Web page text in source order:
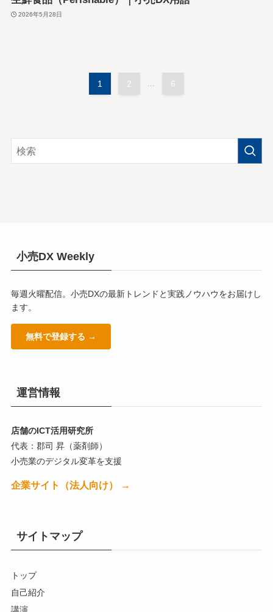
2026年5月28日
1 2 ... 6
小売DX Weekly
毎週火曜配信。小売DXの最新トレンドと実践ノウハウをお届けし
ます。
無料で登録する →
運営情報
店舗のICT活用研究所
代表：郡司 昇（薬剤師）
小売業のデジタル変革を支援
企業サイト（法人向け） →
サイトマップ
トップ
自己紹介
講演